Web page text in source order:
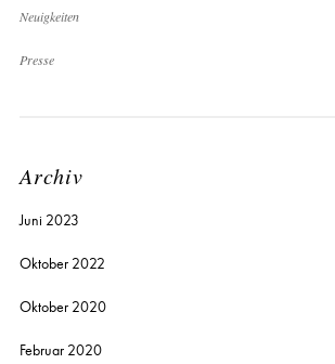
Neuigkeiten
Presse
Archiv
Juni 2023
Oktober 2022
Oktober 2020
Februar 2020